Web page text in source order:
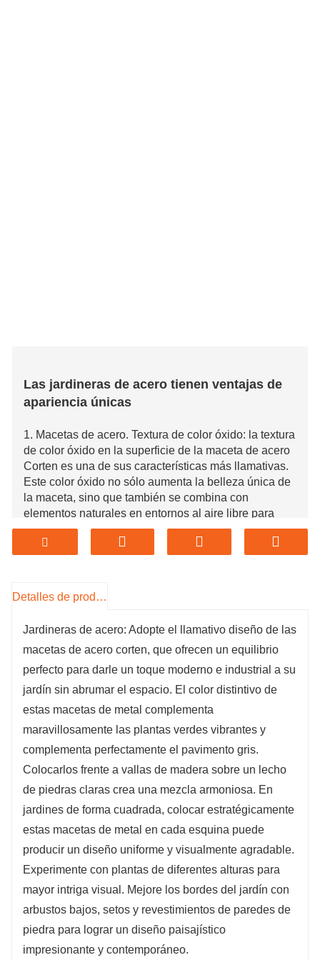
Las jardineras de acero tienen ventajas de
apariencia únicas
1. Macetas de acero. Textura de color óxido: la textura
de color óxido en la superficie de la maceta de acero
Corten es una de sus características más llamativas.
Este color óxido no sólo aumenta la belleza única de
la maceta, sino que también se combina con
elementos naturales en entornos al aire libre para
crear una atmósfera elegante y moderna.
aspecto único a través del proceso de oxidación
uniforme capa de óxido en la superficie de la maceta,
lo que le dará una apariencia más atractiva y al
mismo tiempo brindará una capa de protección
natural.
entornos: la apariencia única de las jardineras de
acero corten se adapta a una variedad de entornos y
estilos de diseño. Ya sea un patio contemporáneo, un
jardín tradicional o un patio industrial, estas jardineras
4. Macetas de acero a juego con plantas: la
apariencia de color óxido combina muy
armoniosamente con las plantas verdes. Las plantas
verdes parecen más vivas sobre el fondo de color
óxido, formando un contraste natural y maravilloso.
Detalles de producto
Jardineras de acero: Adopte el llamativo diseño de las
macetas de acero corten, que ofrecen un equilibrio
perfecto para darle un toque moderno e industrial a su
jardín sin abrumar el espacio. El color distintivo de
estas macetas de metal complementa
maravillosamente las plantas verdes vibrantes y
complementa perfectamente el pavimento gris.
Colocarlos frente a vallas de madera sobre un lecho
de piedras claras crea una mezcla armoniosa. En
jardines de forma cuadrada, colocar estratégicamente
estas macetas de metal en cada esquina puede
producir un diseño uniforme y visualmente agradable.
Experimente con plantas de diferentes alturas para
mayor intriga visual. Mejore los bordes del jardín con
arbustos bajos, setos y revestimientos de paredes de
piedra para lograr un diseño paisajístico
impresionante y contemporáneo.